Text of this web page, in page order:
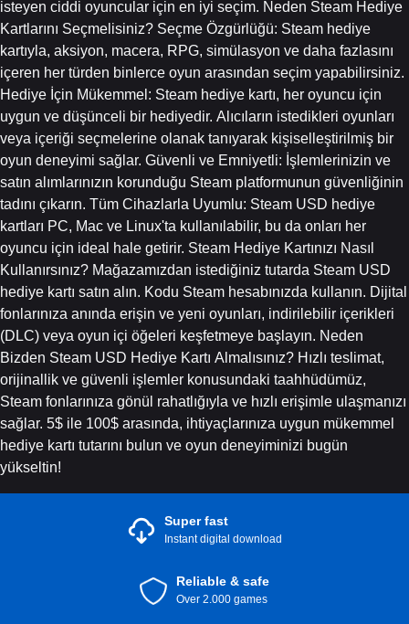
isteyen ciddi oyuncular için en iyi seçim. Neden Steam Hediye
Kartlarını Seçmelisiniz? Seçme Özgürlüğü: Steam hediye
kartıyla, aksiyon, macera, RPG, simülasyon ve daha fazlasını
içeren her türden binlerce oyun arasından seçim yapabilirsiniz.
Hediye İçin Mükemmel: Steam hediye kartı, her oyuncu için
uygun ve düşünceli bir hediyedir. Alıcıların istedikleri oyunları
veya içeriği seçmelerine olanak tanıyarak kişiselleştirilmiş bir
oyun deneyimi sağlar. Güvenli ve Emniyetli: İşlemlerinizin ve
satın alımlarınızın korunduğu Steam platformunun güvenliğinin
tadını çıkarın. Tüm Cihazlarla Uyumlu: Steam USD hediye
kartları PC, Mac ve Linux'ta kullanılabilir, bu da onları her
oyuncu için ideal hale getirir. Steam Hediye Kartınızı Nasıl
Kullanırsınız? Mağazamızdan istediğiniz tutarda Steam USD
hediye kartı satın alın. Kodu Steam hesabınızda kullanın. Dijital
fonlarınıza anında erişin ve yeni oyunları, indirilebilir içerikleri
(DLC) veya oyun içi öğeleri keşfetmeye başlayın. Neden
Bizden Steam USD Hediye Kartı Almalısınız? Hızlı teslimat,
orijinallik ve güvenli işlemler konusundaki taahhüdümüz,
Steam fonlarınıza gönül rahatlığıyla ve hızlı erişimle ulaşmanızı
sağlar. 5$ ile 100$ arasında, ihtiyaçlarınıza uygun mükemmel
hediye kartı tutarını bulun ve oyun deneyiminizi bugün
yükseltin!
Super fast
Instant digital download
Reliable & safe
Over 2.000 games